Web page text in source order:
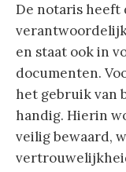
De notaris heeft
en staat ook in
documenten.
het gebruik van
handig. Hierin
veilig bewaard,